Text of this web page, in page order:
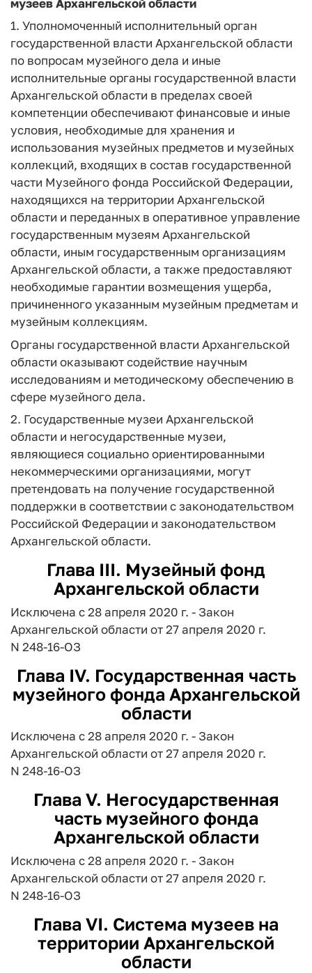
1. Уполномоченный исполнительный орган
государственной власти Архангельской области
по вопросам музейного дела и иные
исполнительные органы государственной власти
Архангельской области в пределах своей
компетенции обеспечивают финансовые и иные
условия, необходимые для хранения и
использования музейных предметов и музейных
коллекций, входящих в состав государственной
части Музейного фонда Российской Федерации,
находящихся на территории Архангельской
области и переданных в оперативное управление
государственным музеям Архангельской
области, иным государственным организациям
Архангельской области, а также предоставляют
необходимые гарантии возмещения ущерба,
причиненного указанным музейным предметам и
музейным коллекциям.
Органы государственной власти Архангельской
области оказывают содействие научным
исследованиям и методическому обеспечению в
сфере музейного дела.
2. Государственные музеи Архангельской
области и негосударственные музеи,
являющиеся социально ориентированными
некоммерческими организациями, могут
претендовать на получение государственной
поддержки в соответствии с законодательством
Российской Федерации и законодательством
Архангельской области.
Глава III. Музейный фонд
Архангельской области
Исключена с 28 апреля 2020 г. - Закон
Архангельской области от 27 апреля 2020 г.
N 248-16-ОЗ
Глава IV. Государственная часть
музейного фонда Архангельской
области
Исключена с 28 апреля 2020 г. - Закон
Архангельской области от 27 апреля 2020 г.
N 248-16-ОЗ
Глава V. Негосударственная
часть музейного фонда
Архангельской области
Исключена с 28 апреля 2020 г. - Закон
Архангельской области от 27 апреля 2020 г.
N 248-16-ОЗ
Глава VI. Система музеев на
территории Архангельской
области